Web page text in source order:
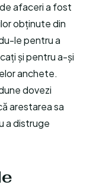
afaceri a fost
obținute din
le pentru a
și pentru a-și
anchete.
dovezi
arestarea sa
a distruge